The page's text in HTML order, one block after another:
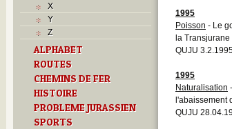
X
Y
Z
ALPHABET
ROUTES
CHEMINS DE FER
HISTOIRE
PROBLEME JURASSIEN
SPORTS
1995
Poisson - Le
la Transjurane
QUJU
1995
Naturalisation
l'abaissement
QUJU